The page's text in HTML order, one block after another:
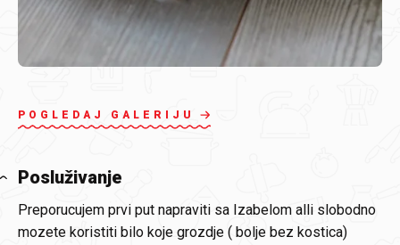
POGLEDAJ GALERIJU
Posluživanje
Preporucujem prvi put napraviti sa Izabelom alli slobodno
mozete koristiti bilo koje grozdje ( bolje bez kostica)